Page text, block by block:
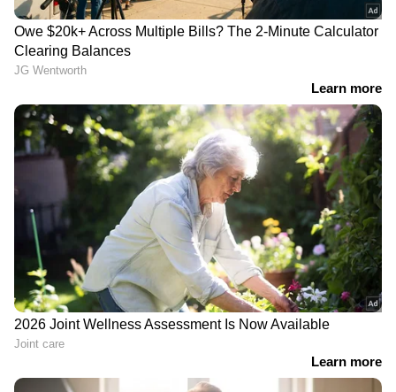
എന്തൊരു ദുരന്തം
വർക്ക് ഫ്രം ഹോം പ്രഖ്യാപിച്ചപ്പോൾ സ്വന്തം
നാട്ടിലേക്ക് മടങ്ങാമെന്നും അവിടെയിരുന്ന്
ജോലി ചെയ്യാമെന്നും കരുതി ജീവനക്കാരൻ
സന്തോഷിച്ചെങ്കിലും 'ജിപിഎസ്' നിബന്ധന
വന്നതോടെ ആ പ്രതീക്ഷകൾ തകർന്നു.
"എനിക്ക് ഒടുവിൽ നാട്ടിലേക്ക് പോകാൻ
കഴിയുമെന്ന് കരുതി ഞാൻ ആദ്യം
സന്തുഷ്ടനായിരുന്നു. എന്നാൽ, ദില്ലി -